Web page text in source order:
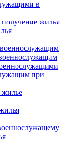
в
жилья
при
жилье